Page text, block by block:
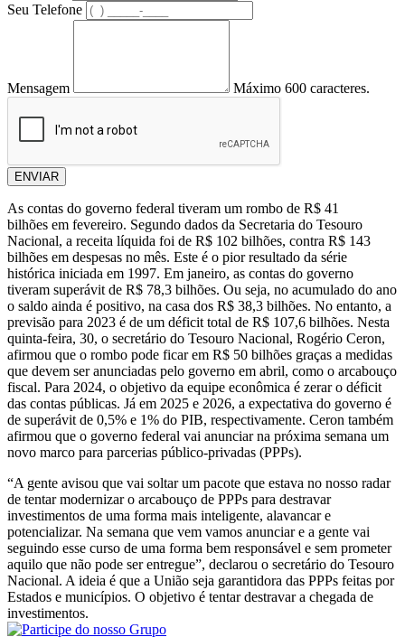
Seu Telefone
Mensagem Máximo 600 caracteres.
ENVIAR
As contas do governo federal tiveram um rombo de R$ 41
bilhões em fevereiro. Segundo dados da Secretaria do Tesouro
Nacional, a receita líquida foi de R$ 102 bilhões, contra R$ 143
bilhões em despesas no mês. Este é o pior resultado da série
histórica iniciada em 1997. Em janeiro, as contas do governo
tiveram superávit de R$ 78,3 bilhões. Ou seja, no acumulado do ano
o saldo ainda é positivo, na casa dos R$ 38,3 bilhões. No entanto, a
previsão para 2023 é de um déficit total de R$ 107,6 bilhões. Nesta
quinta-feira, 30, o secretário do Tesouro Nacional, Rogério Ceron,
afirmou que o rombo pode ficar em R$ 50 bilhões graças a medidas
que devem ser anunciadas pelo governo em abril, como o arcabouço
fiscal. Para 2024, o objetivo da equipe econômica é zerar o déficit
das contas públicas. Já em 2025 e 2026, a expectativa do governo é
de superávit de 0,5% e 1% do PIB, respectivamente. Ceron também
afirmou que o governo federal vai anunciar na próxima semana um
novo marco para parcerias público-privadas (PPPs).
“A gente avisou que vai soltar um pacote que estava no nosso radar
de tentar modernizar o arcabouço de PPPs para destravar
investimentos de uma forma mais inteligente, alavancar e
potencializar. Na semana que vem vamos anunciar e a gente vai
seguindo esse curso de uma forma bem responsável e sem prometer
aquilo que não pode ser entregue”, declarou o secretário do Tesouro
Nacional. A ideia é que a União seja garantidora das PPPs feitas por
Estados e municípios. O objetivo é tentar destravar a chegada de
investimentos.